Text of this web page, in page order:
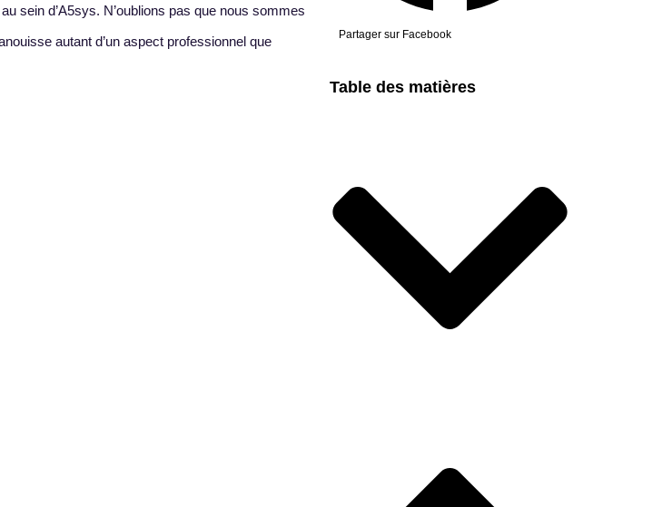
sein d’A5sys. N’oublions pas que nous sommes
autant d’un aspect professionnel que
Partager sur Facebook
Table des matières